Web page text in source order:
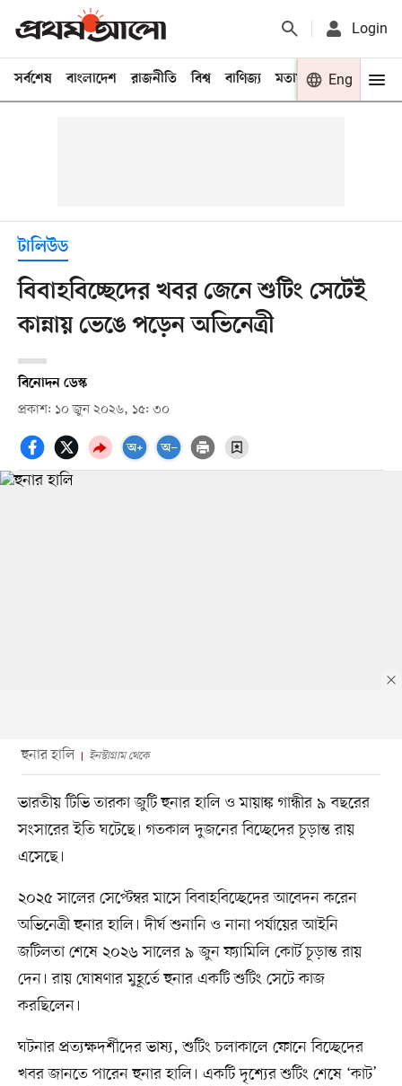
Login
সর্বশেষ বাংলাদেশ রাজনীতি বিশ্ব বাণিজ্য মতামত খেলা
Eng
টালিউড
বিবাহবিচ্ছেদের খবর জেনে শুটিং সেটেই
কান্নায় ভেঙে পড়েন অভিনেত্রী
বিনোদন ডেস্ক
প্রকাশ: ১০ জুন ২০২৬, ১৫: ৩০
হুনার হালি ইনস্টাগ্রাম থেকে
ভারতীয় টিভি তারকা জুটি হুনার হালি ও মায়াঙ্ক গান্ধীর ৯ বছরের
সংসারের ইতি ঘটেছে। গতকাল দুজনের বিচ্ছেদের চূড়ান্ত রায়
এসেছে।
২০২৫ সালের সেপ্টেম্বর মাসে বিবাহবিচ্ছেদের আবেদন করেন
অভিনেত্রী হুনার হালি। দীর্ঘ শুনানি ও নানা পর্যায়ের আইনি
জটিলতা শেষে ২০২৬ সালের ৯ জুন ফ্যামিলি কোর্ট চূড়ান্ত রায়
দেন। রায় ঘোষণার মুহূর্তে হুনার একটি শুটিং সেটে কাজ
করছিলেন।
ঘটনার প্রত্যক্ষদর্শীদের ভাষ্য, শুটিং চলাকালে ফোনে বিচ্ছেদের
খবর জানতে পারেন হুনার হালি। একটি দৃশ্যের শুটিং শেষে ‘কাট’